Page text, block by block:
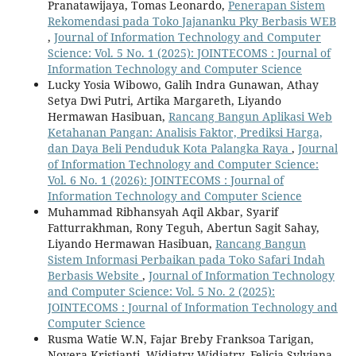
Pranatawijaya, Tomas Leonardo, Penerapan Sistem
Rekomendasi pada Toko Jajananku Pky Berbasis WEB
, Journal of Information Technology and Computer
Science: Vol. 5 No. 1 (2025): JOINTECOMS : Journal of
Information Technology and Computer Science
Lucky Yosia Wibowo, Galih Indra Gunawan, Athay
Setya Dwi Putri, Artika Margareth, Liyando
Hermawan Hasibuan, Rancang Bangun Aplikasi Web
Ketahanan Pangan: Analisis Faktor, Prediksi Harga,
dan Daya Beli Penduduk Kota Palangka Raya , Journal
of Information Technology and Computer Science:
Vol. 6 No. 1 (2026): JOINTECOMS : Journal of
Information Technology and Computer Science
Muhammad Ribhansyah Aqil Akbar, Syarif
Fatturrakhman, Rony Teguh, Abertun Sagit Sahay,
Liyando Hermawan Hasibuan, Rancang Bangun
Sistem Informasi Perbaikan pada Toko Safari Indah
Berbasis Website , Journal of Information Technology
and Computer Science: Vol. 5 No. 2 (2025):
JOINTECOMS : Journal of Information Technology and
Computer Science
Rusma Watie W.N, Fajar Breby Franksoa Tarigan,